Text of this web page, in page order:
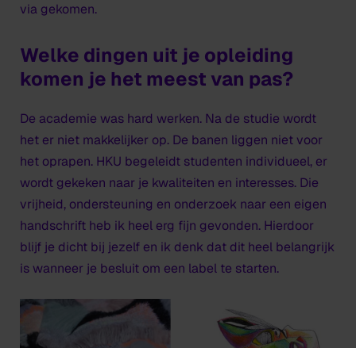
via gekomen.
Welke dingen uit je opleiding
komen je het meest van pas?
De academie was hard werken. Na de studie wordt
het er niet makkelijker op. De banen liggen niet voor
het oprapen. HKU begeleidt studenten individueel, er
wordt gekeken naar je kwaliteiten en interesses. Die
vrijheid, ondersteuning en onderzoek naar een eigen
handschrift heb ik heel erg fijn gevonden. Hierdoor
blijf je dicht bij jezelf en ik denk dat dit heel belangrijk
is wanneer je besluit om een label te starten.